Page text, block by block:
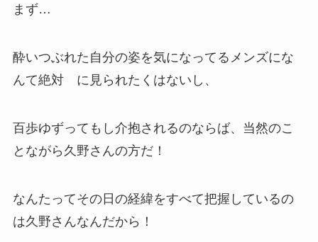
まず…
酔いつぶれた自分の姿を気になってるメンズにな
んて絶対 に見られたくはないし、
百歩ゆずってもし介抱されるのならば、当然のこ
とながら久野さんの方だ！
なんたってその日の経緯をすべて把握しているの
は久野さんなんだから！